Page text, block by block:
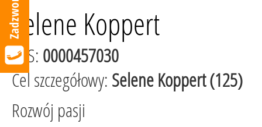
Selene Koppert
KRS: 0000457030
Cel szczegółowy: Selene Koppert (125)
Rozwój pasji